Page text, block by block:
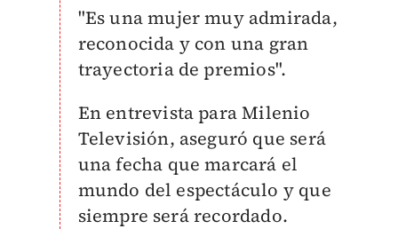
"Es una mujer muy admirada,
reconocida y con una gran
trayectoria de premios".
En entrevista para Milenio
Televisión, aseguró que será
una fecha que marcará el
mundo del espectáculo y que
siempre será recordado.